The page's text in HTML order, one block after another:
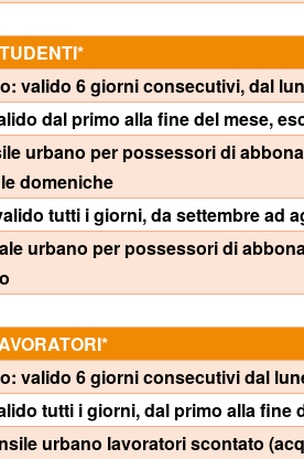
valido 6 giorni consecutivi, dal
dal primo alla fine del mese,
urbano per possessori di
domeniche
tutti i giorni, da settembre ad
urbano per possessori di
valido 6 giorni consecutivi dal
tutti i giorni, dal primo alla fine
urbano lavoratori scontato